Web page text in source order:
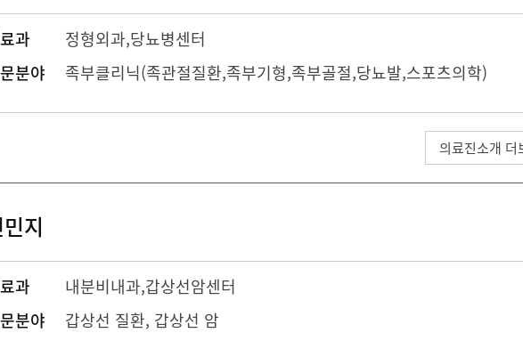
과 정형외과,당뇨병센터
분야
족부클리닉(족관절질환,족부기형,족부골절,당뇨발,스포츠의학)
의료진소개 더
지
과 내분비내과,갑상선암센터
분야
갑상선 질환, 갑상선 암